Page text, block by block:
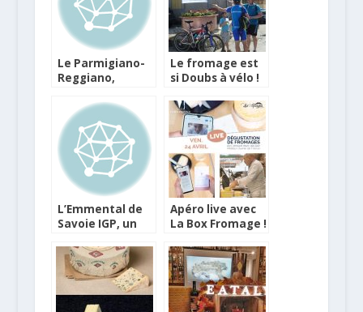
Le Parmigiano-
Reggiano,
d’exception de la
gastronomie
italienne
Le fromage est
si Doubs à vélo !
L’Emmental de
Savoie IGP, un
fromage à ne
pas oublier
Apéro live avec
La Box Fromage !